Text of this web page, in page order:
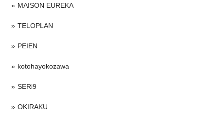
MAISON EUREKA
TELOPLAN
PEIEN
kotohayokozawa
SERi9
OKIRAKU